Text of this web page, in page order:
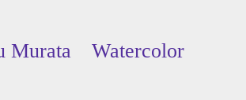
Murata Watercolor